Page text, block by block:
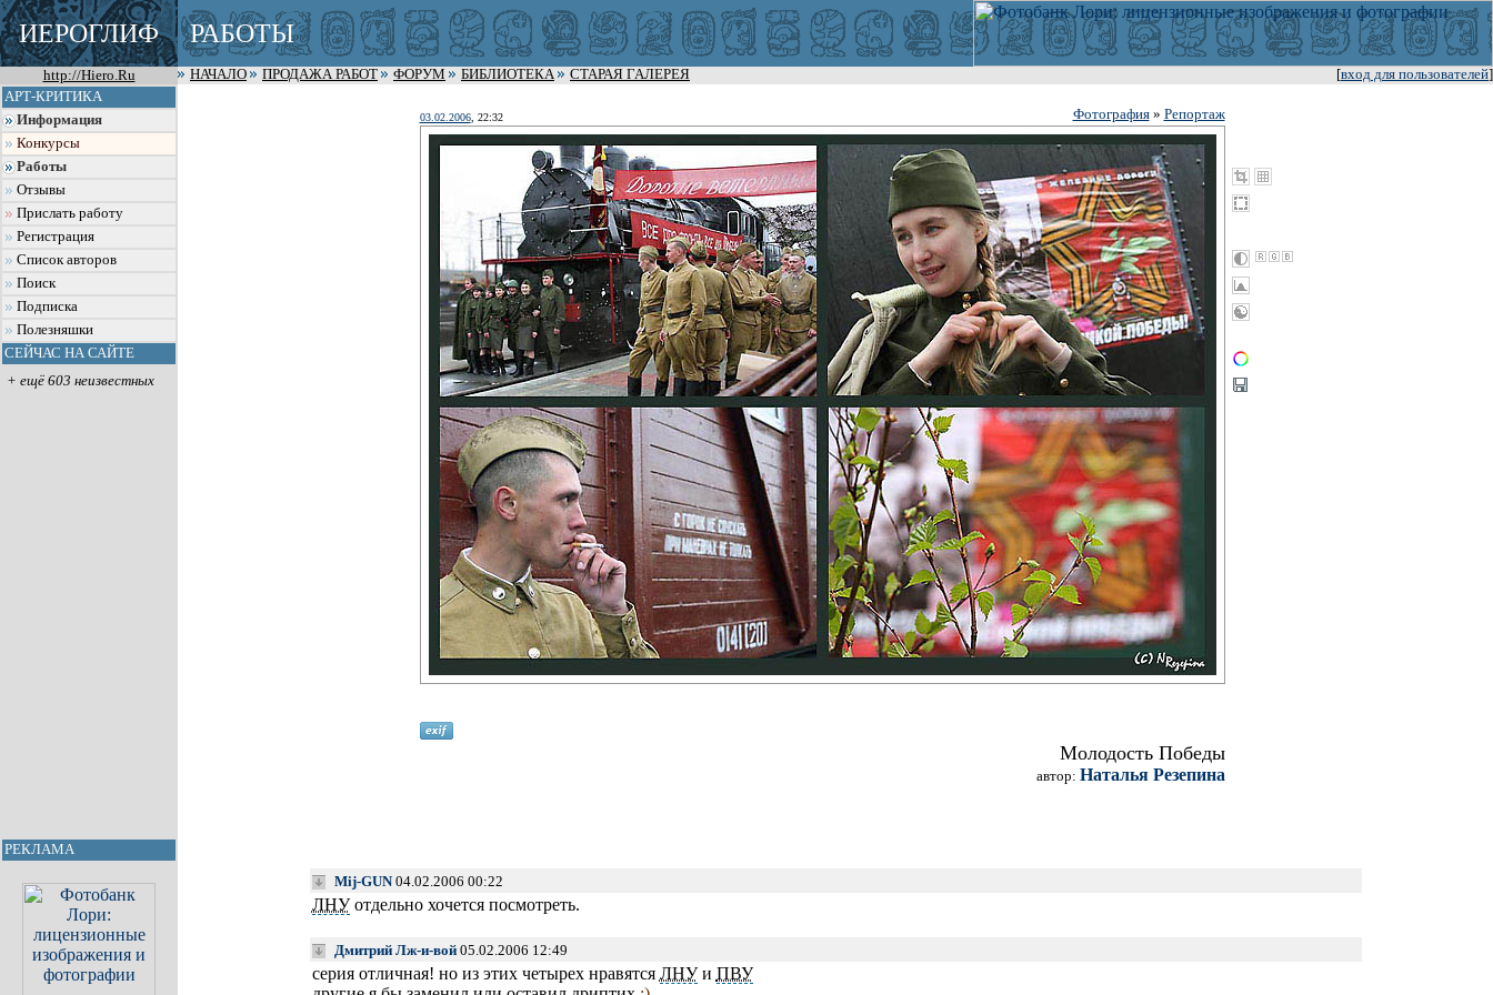
ИЕРОГЛИФ РАБОТЫ
http://Hiero.Ru [вход для пользователей]
НАЧАЛО ПРОДАЖА РАБОТ ФОРУМ БИБЛИОТЕКА
СТАРАЯ ГАЛЕРЕЯ
АРТ-КРИТИКА
Информация
Конкурсы
Работы
Отзывы
Прислать работу
Регистрация
Список авторов
Поиск
Подписка
Полезняшки
СЕЙЧАС НА САЙТЕ
+ ещё 603 неизвестных
РЕКЛАМА
03.02.2006, 22:32 Фотография» Репортаж
Молодость Победы
автор: Наталья Резепина
Mij-GUN04.02.2006 00:22
ЛНУотдельно хочется посмотреть.
Дмитрий Лж-и-вой05.02.2006 12:49
серия отличная! но из этих четырех нравятся ЛНУи ПВУ